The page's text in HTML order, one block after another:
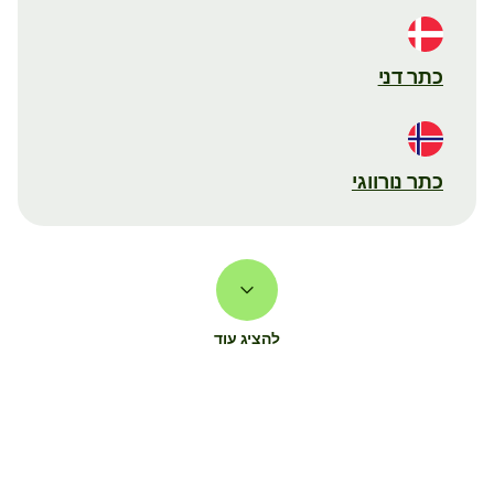
כתר דני
כתר נורווגי
להציג עוד